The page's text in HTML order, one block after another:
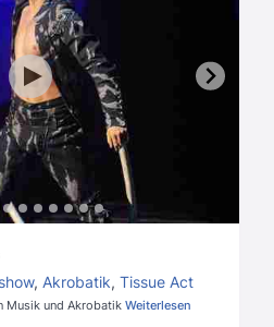
, Akrobatik, Tissue Act
Musik und Akrobatik Weiterlesen